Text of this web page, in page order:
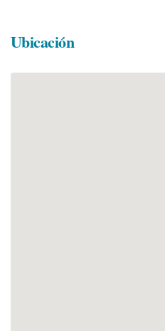
Ubicación